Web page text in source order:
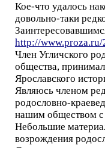
Кое-что удалось
довольно-таки
http://
Член Угличского
общества,
Ярославского
Являюсь членом
родословно-
нашим обществом с
Небольшие
возрождения